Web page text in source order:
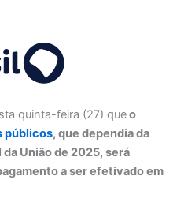
quinta-feira (27) queo
públicos, que dependia da
União de 2025, será
a ser efetivado em